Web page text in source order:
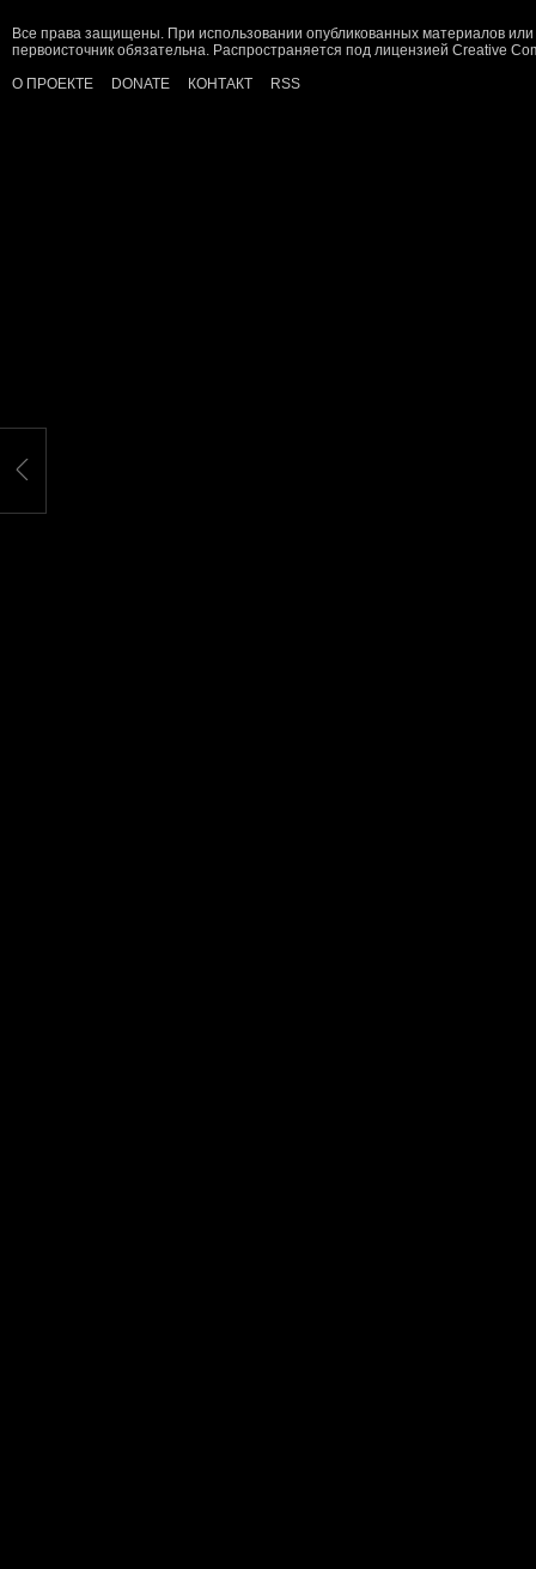
Все права защищены. При использовании опубликованных материалов
первоисточник обязательна. Распространяется под лицензией Creative
О ПРОЕКТЕ
DONATE КОНТАКТ RSS